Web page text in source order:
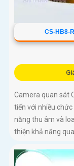
CS-HB8-
Camera quan sát
tiến với nhiều
năng thu âm và
thiện khả năng